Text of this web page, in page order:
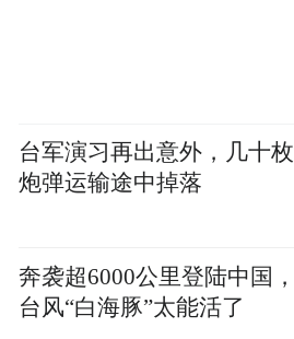
台军演习再出意外，几十枚
炮弹运输途中掉落
奔袭超6000公里登陆中国，
台风“白海豚”太能活了